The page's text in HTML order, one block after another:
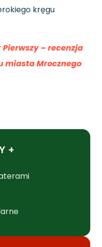
kręgu
Pierwszy – recenzja
miasta Mrocznego
+